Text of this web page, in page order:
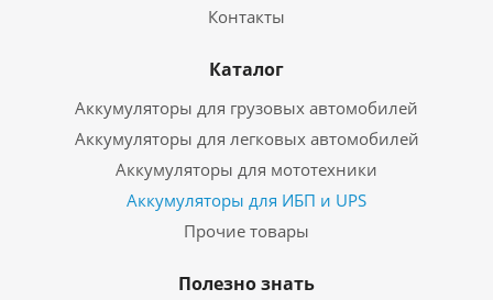
Контакты
Каталог
Аккумуляторы для грузовых автомобилей
Аккумуляторы для легковых автомобилей
Аккумуляторы для мототехники
Аккумуляторы для ИБП и UPS
Прочие товары
Полезно знать